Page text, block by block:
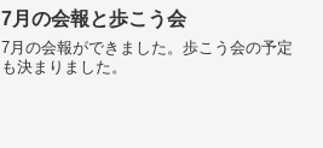
7月の会報と歩こう会
7月の会報ができました。歩こう会の予定
も決まりました。